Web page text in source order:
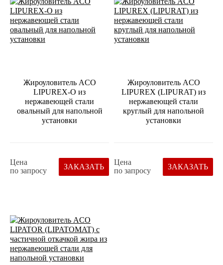
Жироуловитель ACO
LIPUREX-O из
нержавеющей стали
овальный для напольной
установки
Цена
по запросу
ЗАКАЗАТЬ
Жироуловитель ACO
LIPUREX (LIPURAT) из
нержавеющей стали
круглый для напольной
установки
Цена
по запросу
ЗАКАЗАТЬ